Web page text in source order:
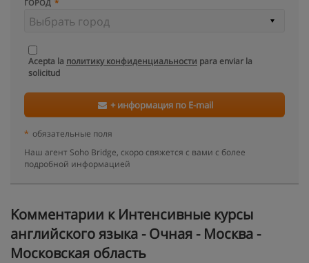
ГОРОД
Acepta la политику конфиденциальности para enviar la
solicitud
+ информация по E-mail
* обязательные поля
Наш агент Soho Bridge, скоро свяжется с вами с более
подробной информацией
Kомментарии к Интенсивные курсы
английского языка - Очная - Москва -
Московская область